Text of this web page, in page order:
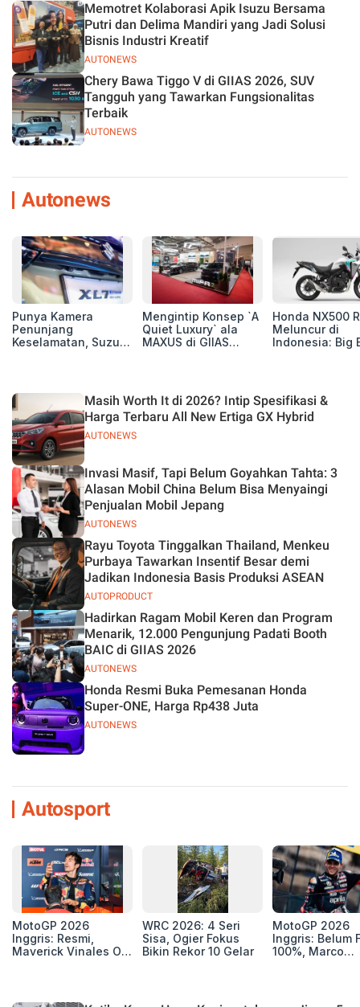
AUTONEWS
Memotret Kolaborasi Apik Isuzu Bersama
Putri dan Delima Mandiri yang Jadi Solusi
Bisnis Industri Kreatif
AUTONEWS
Chery Bawa Tiggo V di GIIAS 2026, SUV
Tangguh yang Tawarkan Fungsionalitas
Terbaik
Autonews
Punya Kamera
Penunjang
Keselamatan, Suzuki
Mengintip Konsep `A
Quiet Luxury` ala
MAXUS di GIIAS
Honda NX500
Meluncur di
Indonesia: Big
Juta
AUTONEWS
Masih Worth It di 2026? Intip Spesifikasi &
Harga Terbaru All New Ertiga GX Hybrid
AUTONEWS
Invasi Masif, Tapi Belum Goyahkan Tahta: 3
Alasan Mobil China Belum Bisa Menyaingi
Penjualan Mobil Jepang
AUTOPRODUCT
Rayu Toyota Tinggalkan Thailand, Menkeu
Purbaya Tawarkan Insentif Besar demi
Jadikan Indonesia Basis Produksi ASEAN
AUTONEWS
Hadirkan Ragam Mobil Keren dan Program
Menarik, 12.000 Pengunjung Padati Booth
BAIC di GIIAS 2026
AUTONEWS
Honda Resmi Buka Pemesanan Honda
Super-ONE, Harga Rp438 Juta
Autosport
MotoGP 2026
Inggris: Resmi,
Maverick Vinales Out
Selanjutnya Belum
WRC 2026: 4 Seri
Sisa, Ogier Fokus
Bikin Rekor 10 Gelar
MotoGP 2026
Inggris: Belum
100%, Marco